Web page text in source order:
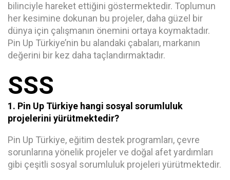
bilinciyle hareket ettiğini göstermektedir. Toplumun
her kesimine dokunan bu projeler, daha güzel bir
dünya için çalışmanın önemini ortaya koymaktadır.
Pin Up Türkiye’nin bu alandaki çabaları, markanın
değerini bir kez daha taçlandırmaktadır.
SSS
1. Pin Up Türkiye hangi sosyal sorumluluk
projelerini yürütmektedir?
Pin Up Türkiye, eğitim destek programları, çevre
sorunlarına yönelik projeler ve doğal afet yardımları
gibi çeşitli sosyal sorumluluk projeleri yürütmektedir.